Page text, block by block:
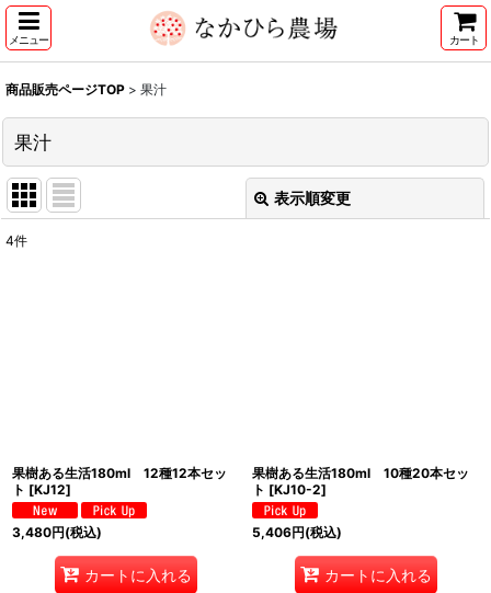
メニュー カート
商品販売ページTOP > 果汁
果汁
表示順変更
4件
果樹ある生活180ml 12種12本セッ
ト [KJ12]
3,480円(税込)
カートに入れる
果樹ある生活180ml 10種20本セッ
ト [KJ10-2]
5,406円(税込)
カートに入れる